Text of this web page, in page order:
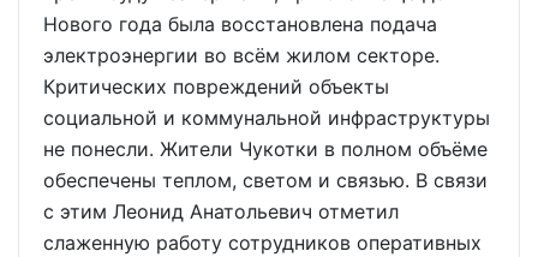
Нового года была восстановлена подача
электроэнергии во всём жилом секторе.
Критических повреждений объекты
социальной и коммунальной инфраструктуры
не понесли. Жители Чукотки в полном объёме
обеспечены теплом, светом и связью. В связи
с этим Леонид Анатольевич отметил
слаженную работу сотрудников оперативных